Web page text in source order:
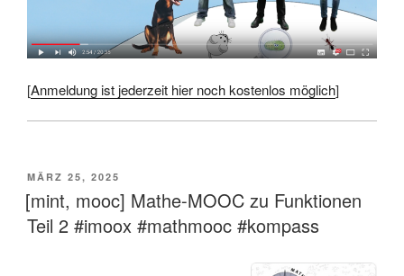
[Anmeldung ist jederzeit hier noch kostenlos möglich]
VERÖFFENTLICHT
AM
MÄRZ 25, 2025
[mint, mooc] Mathe-MOOC zu Funktionen
Teil 2 #imoox #mathmooc #kompass